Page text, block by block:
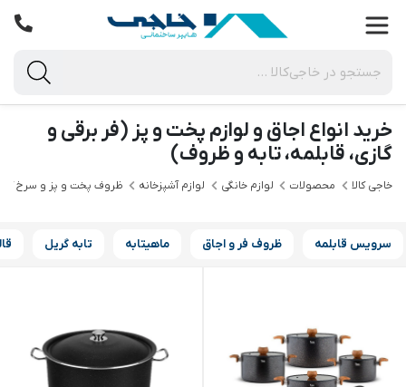
خرید انواع اجاق و لوازم پخت و پز (فر برقی و
گازی، قابلمه، تابه و ظروف)
خاجی‌ کالا محصولات لوازم خانگی لوازم آشپزخانه ظروف پخت و پز و سرخ
سرویس قابلمه ظروف فر و اجاق ماهیتابه تابه گریل